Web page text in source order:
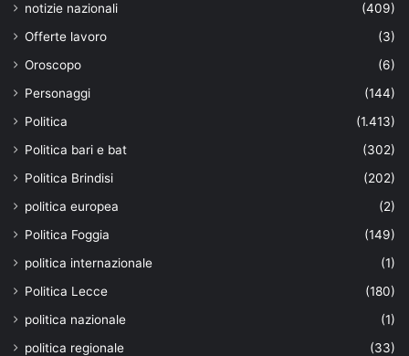
notizie nazionali
(409)
Offerte lavoro
(3)
Oroscopo
(6)
Personaggi
(144)
Politica
(1.413)
Politica bari e bat
(302)
Politica Brindisi
(202)
politica europea
(2)
Politica Foggia
(149)
politica internazionale
(1)
Politica Lecce
(180)
politica nazionale
(1)
politica regionale
(33)